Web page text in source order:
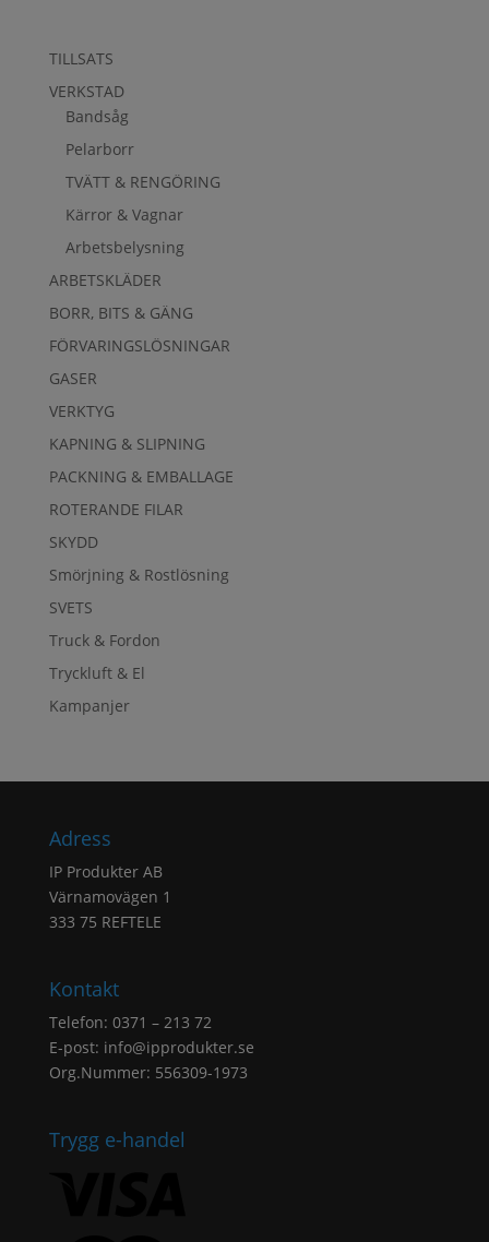
TILLSATS
VERKSTAD
Bandsåg
Pelarborr
TVÄTT & RENGÖRING
Kärror & Vagnar
Arbetsbelysning
ARBETSKLÄDER
BORR, BITS & GÄNG
FÖRVARINGSLÖSNINGAR
GASER
VERKTYG
KAPNING & SLIPNING
PACKNING & EMBALLAGE
ROTERANDE FILAR
SKYDD
Smörjning & Rostlösning
SVETS
Truck & Fordon
Tryckluft & El
Kampanjer
Adress
IP Produkter AB
Värnamovägen 1
333 75 REFTELE
Kontakt
Telefon: 0371 – 213 72
E-post: info@ipprodukter.se
Org.Nummer: 556309-1973
Trygg e-handel